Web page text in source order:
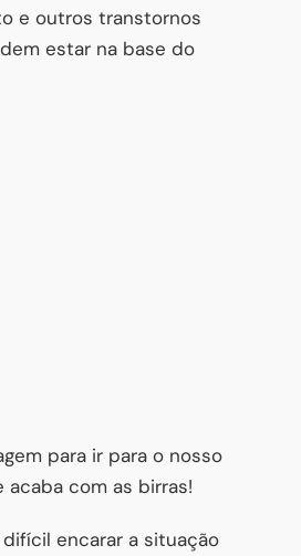
e outros transtornos
estar na base do
para ir para o nosso
acaba com as birras!
encarar a situação